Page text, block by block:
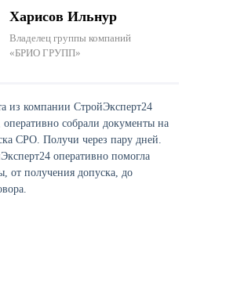
Харисов Ильнур
Владелец группы компаний
«БРИО ГРУПП»
из компании СтройЭксперт24
оперативно собрали документы на
СРО. Получи через пару дней.
оперативно помогла
от получения допуска, до